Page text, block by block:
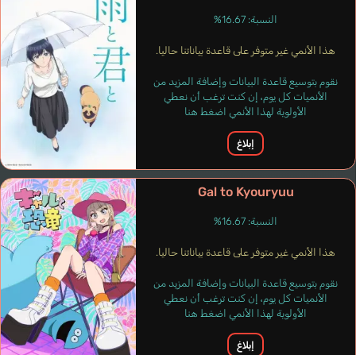
النسبة: 16.67%
هذا الأنمي غير متوفر على قاعدة بياناتنا حاليا.
نقوم بتوسيع قاعدة البيانات وإضافة المزيد من
الأنميات كل يوم، إن كنت ترغب أن نعطي
الأولوية لهذا الأنمي اضغط هنا
إبلاغ
Gal to Kyouryuu
النسبة: 16.67%
هذا الأنمي غير متوفر على قاعدة بياناتنا حاليا.
نقوم بتوسيع قاعدة البيانات وإضافة المزيد من
الأنميات كل يوم، إن كنت ترغب أن نعطي
الأولوية لهذا الأنمي اضغط هنا
إبلاغ